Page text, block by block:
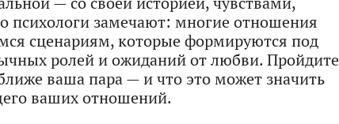
психологи замечают: многие отношения
сценариям, которые формируются под
ролей и ожиданий от любви. Пройдите
ваша пара — и что это может значить
ваших отношений.